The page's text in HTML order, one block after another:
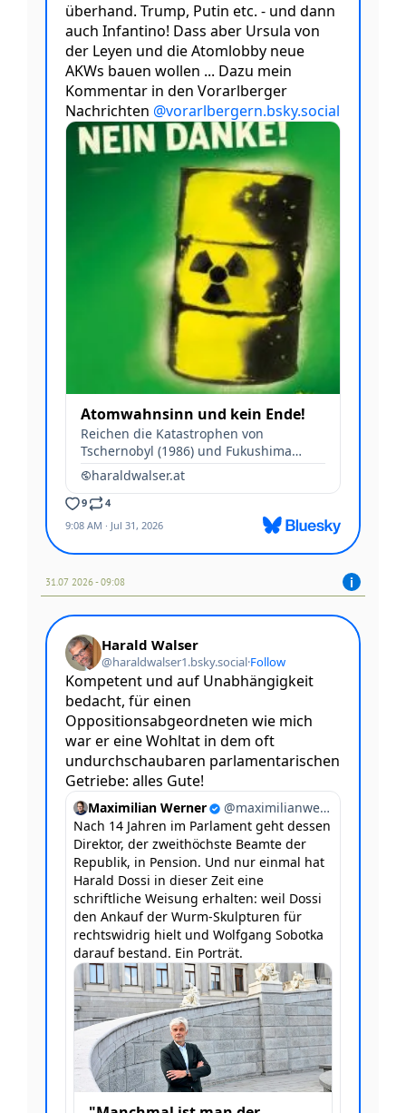
31.07 2026 - 09:08